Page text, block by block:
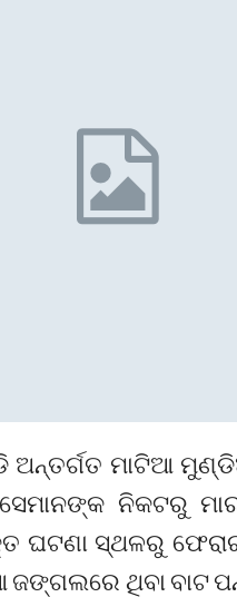
ଅନ୍ତର୍ଗତ ମାଟିଆ
ନିକଟରୁ
ସ୍ଥଳରୁ
ଥିବା ବାଟ